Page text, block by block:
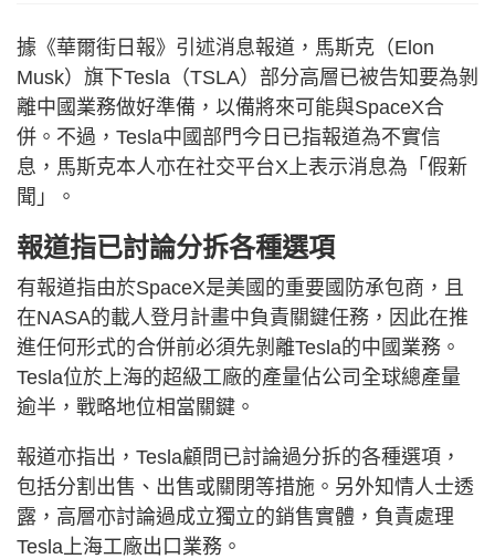
據《華爾街日報》引述消息報道，馬斯克（Elon
Musk）旗下Tesla（TSLA）部分高層已被告知要為剝
離中國業務做好準備，以備將來可能與SpaceX合
併。不過，Tesla中國部門今日已指報道為不實信
息，馬斯克本人亦在社交平台X上表示消息為「假新
聞」。
報道指已討論分拆各種選項
有報道指由於SpaceX是美國的重要國防承包商，且
在NASA的載人登月計畫中負責關鍵任務，因此在推
進任何形式的合併前必須先剝離Tesla的中國業務。
Tesla位於上海的超級工廠的產量佔公司全球總產量
逾半，戰略地位相當關鍵。
報道亦指出，Tesla顧問已討論過分拆的各種選項，
包括分割出售、出售或關閉等措施。另外知情人士透
露，高層亦討論過成立獨立的銷售實體，負責處理
Tesla上海工廠出口業務。